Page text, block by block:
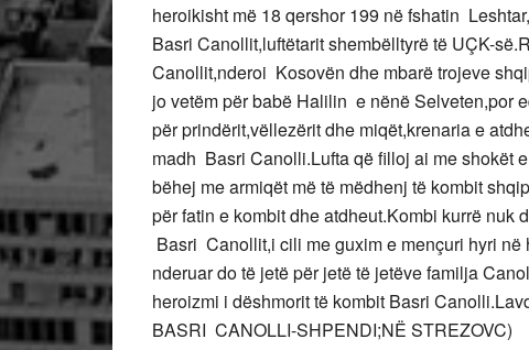
heroikisht më 18 qershor 199 në fshatin
Basri Canollit,luftëtarit shembëlltyrë të UÇK-
Canollit,nderoi Kosovën dhe mbarë trojeve
jo vetëm për babë Halilin e nënë Selveten,por
për prindërit,vëllezërit dhe miqët,krenaria e
madh Basri Canolli.Lufta që filloj ai me shokët
bëhej me armiqët më të mëdhenj të kombit
për fatin e kombit dhe atdheut.Kombi kurrë nuk
Basri Canollit,i cili me guxim e mençuri hyri
nderuar do të jetë për jetë të jetëve familja
heroizmi i dëshmorit të kombit Basri
BASRI CANOLLI-SHPENDI;NË STREZOVC)